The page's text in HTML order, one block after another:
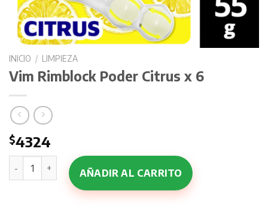
INICIO / LIMPIEZA
Vim Rimblock Poder Citrus x 6
$4324
Vim Rimblock Poder Citrus x 6 cantidad
AÑADIR AL CARRITO